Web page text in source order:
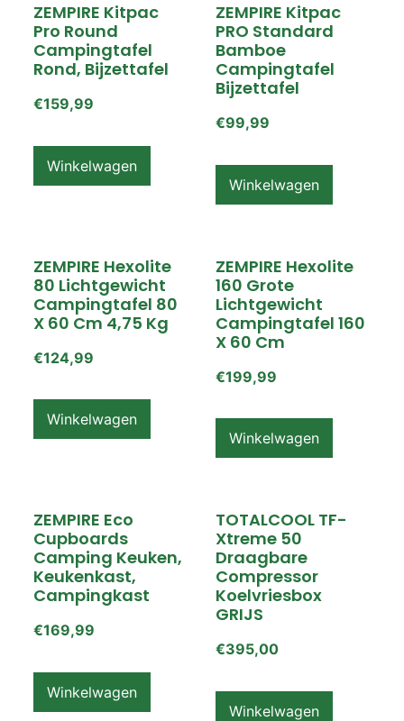
ZEMPIRE Kitpac
Pro Round
Campingtafel
Rond, Bijzettafel
€159,99
Winkelwagen
ZEMPIRE Kitpac
PRO Standard
Bamboe
Campingtafel
Bijzettafel
€99,99
Winkelwagen
ZEMPIRE Hexolite
80 Lichtgewicht
Campingtafel 80
X 60 Cm 4,75 Kg
€124,99
Winkelwagen
ZEMPIRE Hexolite
160 Grote
Lichtgewicht
Campingtafel 160
X 60 Cm
€199,99
Winkelwagen
ZEMPIRE Eco
Cupboards
Camping Keuken,
Keukenkast,
Campingkast
€169,99
Winkelwagen
TOTALCOOL TF-
Xtreme 50
Draagbare
Compressor
Koelvriesbox
GRIJS
€395,00
Winkelwagen